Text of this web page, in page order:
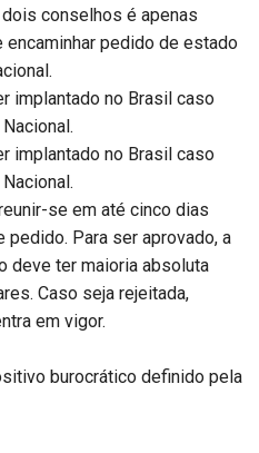
conselhos é apenas
pedido de estado
implantado no Brasil caso
implantado no Brasil caso
se em até cinco dias
pedido. Para ser aprovado, a
deve ter maioria absoluta
Caso seja rejeitada,
em vigor.
burocrático definido pela